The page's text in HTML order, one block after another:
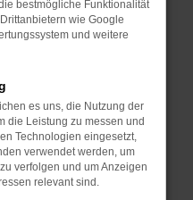
vorübergehende
neuesten Stand
nicht nur ein
kann auch dazu
Funktionen nicht mehr
bestmögliche Funktionalität
wie Google
und weitere
es uns, die Nutzung der
die Leistung zu messen und
Technologien eingesetzt,
verwendet werden, um
verfolgen und um Anzeigen
relevant sind.